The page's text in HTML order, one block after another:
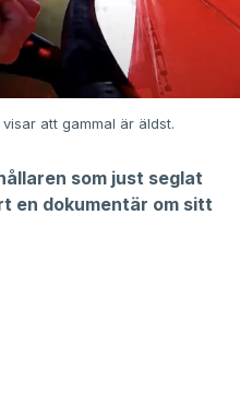
att gammal är äldst.
som just seglat
en dokumentär om sitt